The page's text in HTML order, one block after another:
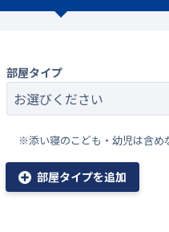
部屋タイプ
※添い寝のこども・幼児は含め
部屋タイプを追加